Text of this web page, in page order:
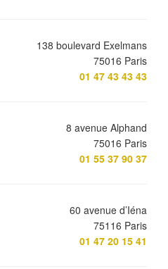
138 boulevard Exelmans
75016 Paris
01 47 43 43 43
8 avenue Alphand
75016 Paris
01 55 37 90 37
60 avenue d’Iéna
75116 Paris
01 47 20 15 41